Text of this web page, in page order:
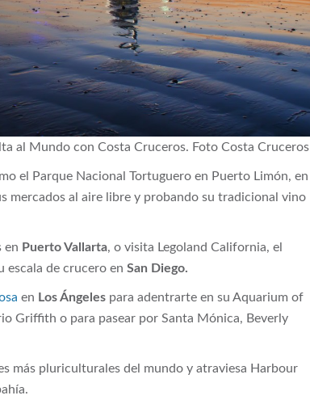
al Mundo con Costa Cruceros. Foto Costa Cruceros
el Parque Nacional Tortuguero en Puerto Limón, en
mercados al aire libre y probando su tradicional vino
en Puerto Vallarta, o visita Legoland California, el
escala de crucero en San Diego.
en Los Ángeles para adentrarte en su Aquarium of
Griffith o para pasear por Santa Mónica, Beverly
más pluriculturales del mundo y atraviesa Harbour